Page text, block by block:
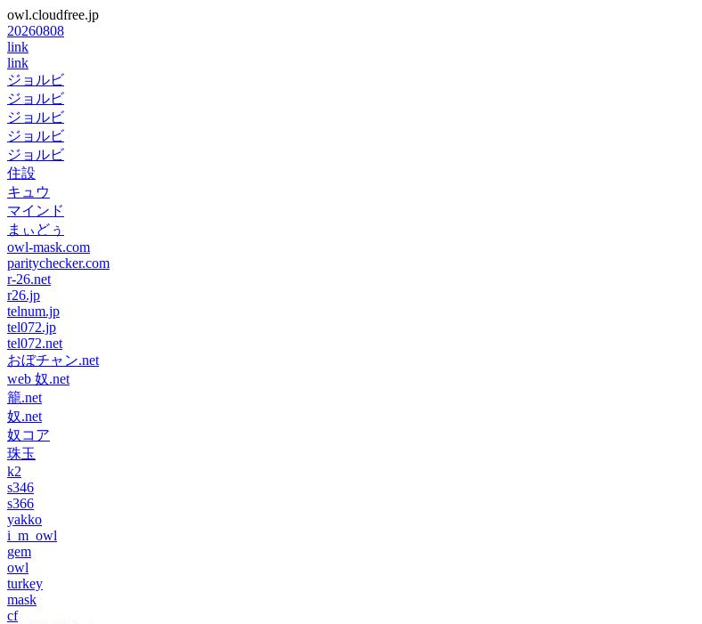
owl.cloudfree.jp
20260808
link
link
ジョルビ
ジョルビ
ジョルビ
ジョルビ
ジョルビ
住設
キュウ
マインド
まぃどぅ
owl-mask.com
paritychecker.com
r-26.net
r26.jp
telnum.jp
tel072.jp
tel072.net
おぼチャン.net
web 奴.net
籠.net
奴.net
奴コア
珠玉
k2
s346
s366
yakko
i_m_owl
gem
owl
turkey
mask
cf